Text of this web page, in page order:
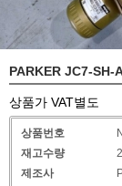
PARKER JC7-SH-
상품가 VAT별도
상품번호
재고수량
2
제조사